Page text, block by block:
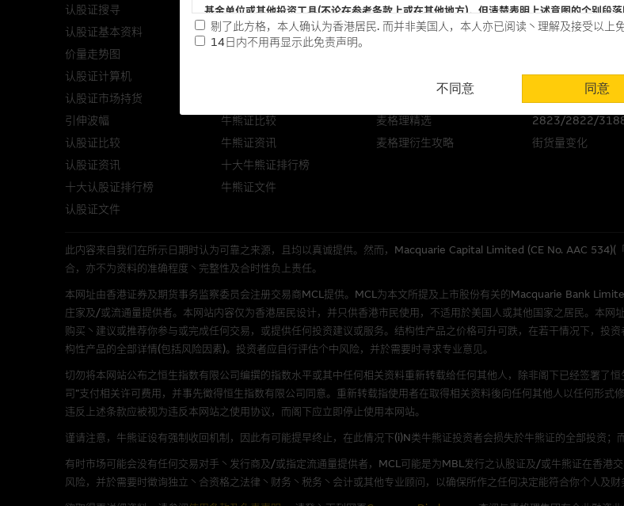
基金单位或其他投资工具(不论在参考条款上或在其他地方)，但清楚表明上述意图的个别段
网站内容来自我们在所示日期时认为可靠之来源，且均以真诚提供。惟麦格理集团并无核实
未必完整或准确。麦格理集团不会，亦没有义务更新网站内容，或修正任何其後变为明显失
予更改或删除，而毋须作出通知。
任何指示价格报价丶公开资料或分析是基於我们相信的假设及参数而预备的，不构成我们提
的，因此并不保证该类报价单丶公开资料或分析为准确丶完整或合理。我们不作陈述，亦不
网站内容不构成要约及徵求要约，或作为任何合约的根据，以购买或销售任何证券丶贷款或
而成，但不包括麦格理集团职员所知的资料。
在法律最大许可的情况下，麦格理集团及其任何相关公司或其董事丶高层职员丶雇员或代理
连结的第三者网站，在任何用途方面均可靠丶完整丶合时及准确，对任何因任何形式(包括
网站内容的依赖而导致的损失或损毁，亦一概不会承担责任或债务。
本使用条款的所有方面均受香港法例管限。
与结构性产品有关的风险
结构性产品并无抵押品，如发行人无力偿债或违约，投资者可能无法收回部份或全部应收款
来表现。产品的第二市场可能有限而麦格理资本股份有限公司可能是唯一报价方。阁下应阅
剔了此方格，本人确认为香港居民. 而并非美国人，本人亦已阅读丶理解及接受以上
14日内不用再显示此免责声明。
不同意 同意
认股证搜寻
认股证基本资料
价量走势图
认股证计算机
认股证市场持货
引伸波幅
认股证比较
认股证资讯
十大认股证排行榜
认股证文件
牛熊证搜寻
牛熊证基本资料
牛熊证比较
牛熊证资讯
十大牛熊证排行榜
牛熊证文件
潜力股
资产沽空数据
麦格理精选
麦格理衍生攻略
最新资讯
港股通股票
2823/2822/3188
AH股价对照表
2823/2822/
街货量变化
此内容来自我们在所示日期时认为可靠之来源，且均以真诚提供。然而，Macquarie Capital Limited (CE No. AAC 534)(
合，亦不为资料的准确程度丶完整性及合时性负上责任。
本网址由香港证券及期货事务监察委员会注册交易商MCL提供。MCL为本文所提及上市股份有关的Macquarie Bank
庄家及/或流通量提供者。本网站内容仅为香港居民设计，并只供香港市民使用，不适用於美国人或其他国家之居民。本
购买丶建议或推荐你参与或完成任何交易，或提供任何投资建议或服务。结构性产品之价格可升可跌，在若干情况下，投
构性产品的全部详情(包括风险因素)。投资者应自行评估个中风险，并於需要时寻求专业意见。
切勿将本网站公布之恒生指数有限公司编撰的指数水平或其中任何相关资料重新转载给任何其他人，除非阁下已经签署了
司”支付相关许可费用，并事先徵得恒生指数有限公司同意。重新转载指使用者在取得相关资料後向任何其他人以任何形式
违反上述条款应被视为违反本网站之使用协议，而阁下应立即停止使用本网站。
谨请注意，牛熊证设有强制收回机制，因此有可能提早终止，在此情况下(i)N类牛熊证投资者会损失於牛熊证的全部投资；
有时市场可能会没有任何交易对手丶发行商及/或指定流通量提供者，MCL可能是为MBL发行之认股证及/或牛熊证在香港
风险，并於需要时徵询独立丶合资格之法律丶财务丶税务丶会计或其他专业顾问，以确保所作之任何决定能符合你个人及